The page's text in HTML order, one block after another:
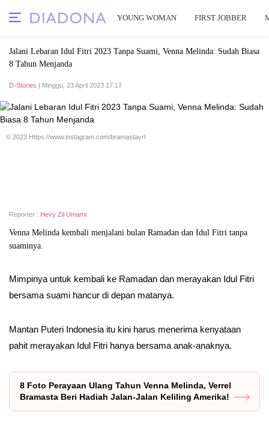
YOUNG WOMAN FIRST JOBBER
Jalani Lebaran Idul Fitri 2023 Tanpa Suami, Venna Melinda: Sudah Biasa
8 Tahun Menjanda
D-Stories | Minggu, 23 April 2023 17:17
© 2023 Https://www.instagram.com/bramastavrl
Reporter : Hevy Zil Umami
Venna Melinda kembali menjalani bulan Ramadan dan Idul Fitri tanpa
suaminya.
Mimpinya untuk kembali ke Ramadan dan merayakan Idul Fitri
bersama suami hancur di depan matanya.
Mantan Puteri Indonesia itu kini harus menerima kenyataan
pahit merayakan Idul Fitri hanya bersama anak-anaknya.
8 Foto Perayaan Ulang Tahun Venna Melinda, Verrel
Bramasta Beri Hadiah Jalan-Jalan Keliling Amerika!